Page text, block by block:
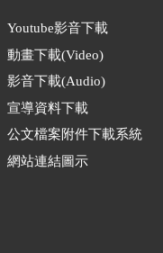
Youtube影音下載
動畫下載(Video)
影音下載(Audio)
宣導資料下載
公文檔案附件下載系統
網站連結圖示